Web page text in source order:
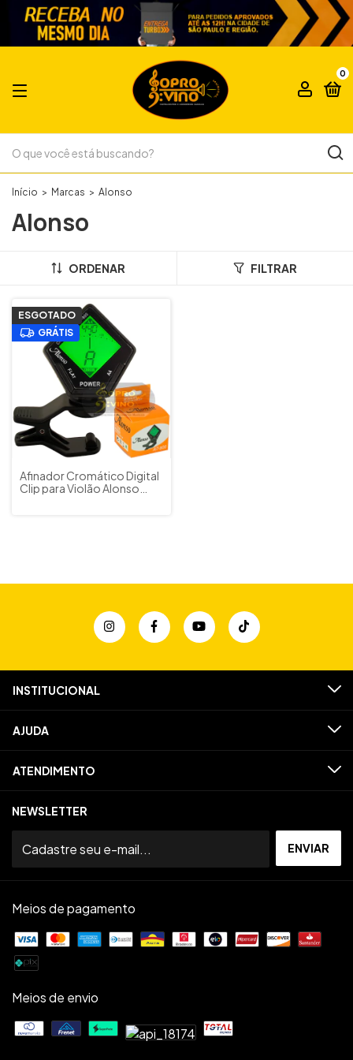
0
Início > Marcas > Alonso
Alonso
ORDENAR FILTRAR
ESGOTADO
GRÁTIS
Afinador Cromático Digital
Clip para Violão Alonso
INSTITUCIONAL
AJUDA
ATENDIMENTO
NEWSLETTER
Meios de pagamento
Meios de envio